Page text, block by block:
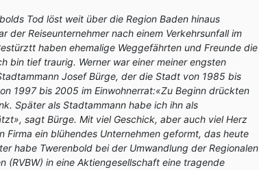
Tod löst weit über die Region Baden hinaus
der Reiseunternehmer nach einem Verkehrsunfall im
haben ehemalige Weggefährten und Freunde die
bin tief traurig. Werner war einer meiner engsten
Josef Bürge, der die Stadt von 1985 bis
1997 bis 2005 im Einwohnerrat:«Zu Beginn drückten
Später als Stadtammann habe ich ihn als
sagt Bürge. Mit viel Geschick, aber auch viel Herz
Firma ein blühendes Unternehmen geformt, das heute
habe Twerenbold bei der Umwandlung der Regionalen
(RVBW) in eine Aktiengesellschaft eine tragende